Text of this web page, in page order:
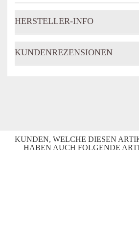
HERSTELLER-INFO
KUNDENREZENSIONEN
KUNDEN, WELCHE DIESEN
HABEN AUCH FOLGENDE